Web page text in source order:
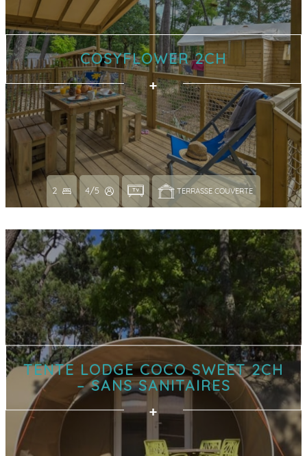
COSYFLOWER 2CH
2 4/5 TERRASSE COUVERTE
TENTE LODGE COCO SWEET 2CH
– SANS SANITAIRES